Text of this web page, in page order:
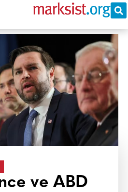
ve ABD